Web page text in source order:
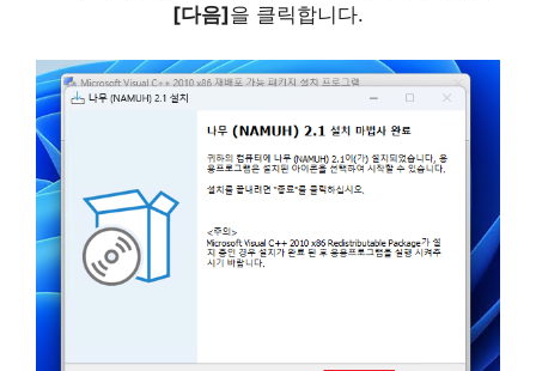
[다음]을 클릭합니다.